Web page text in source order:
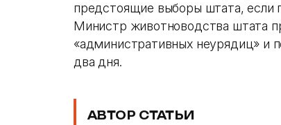
предстоящие выборы штата, если
Министр животноводства штата
«административных неурядиц» и
два дня.
АВТОР СТАТЬИ